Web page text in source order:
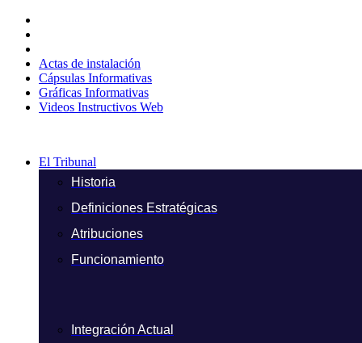
contenido
Actas de instalación
Cápsulas Informativas
Gráficas Informativas
Videos Instructivos Web
El Tribunal
Historia
Definiciones Estratégicas
Atribuciones
Funcionamiento
Integración Actual